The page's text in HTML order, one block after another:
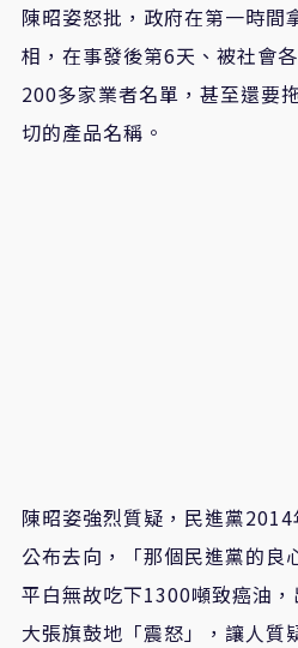
陳昭姿怒批，政府在第一時間
相，在事發後第6天、被社會
200多家業者名單，甚至還要
切的產品名稱。
陳昭姿強烈質疑，民進黨
公布去向，「那個民進黨的良
平白無故吃下1300噸致癌油
大張旗鼓地「震怒」，讓人質